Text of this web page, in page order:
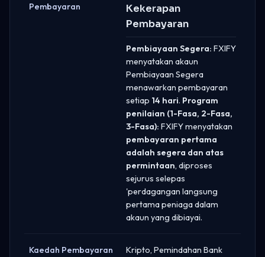
Pembayaran
Kekerapan
Pembayaran
Pembiayaan Segera: FXIFY
menyatakan akaun
Pembiayaan Segera
menawarkan pembayaran
setiap 14 hari. Program
penilaian (1-Fasa, 2-Fasa,
3-Fasa): FXIFY menyatakan
pembayaran pertama
adalah segera dan atas
permintaan, diproses
sejurus selepas
'perdagangan langsung
pertama peniaga dalam
akaun yang dibiayai.
Kaedah Pembayaran Kripto, Pemindahan Bank